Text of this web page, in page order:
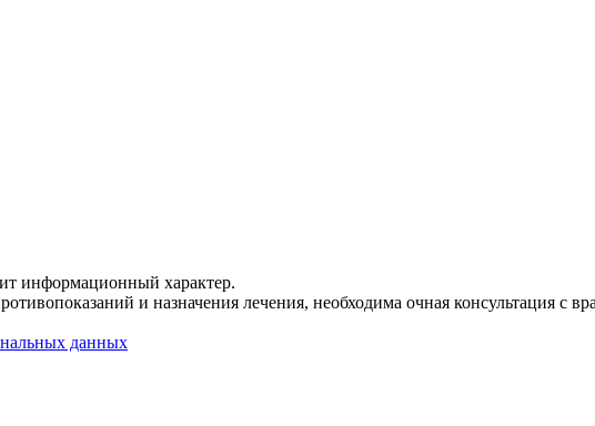
информационный характер.
и назначения лечения, необходима очная консультация с
данных